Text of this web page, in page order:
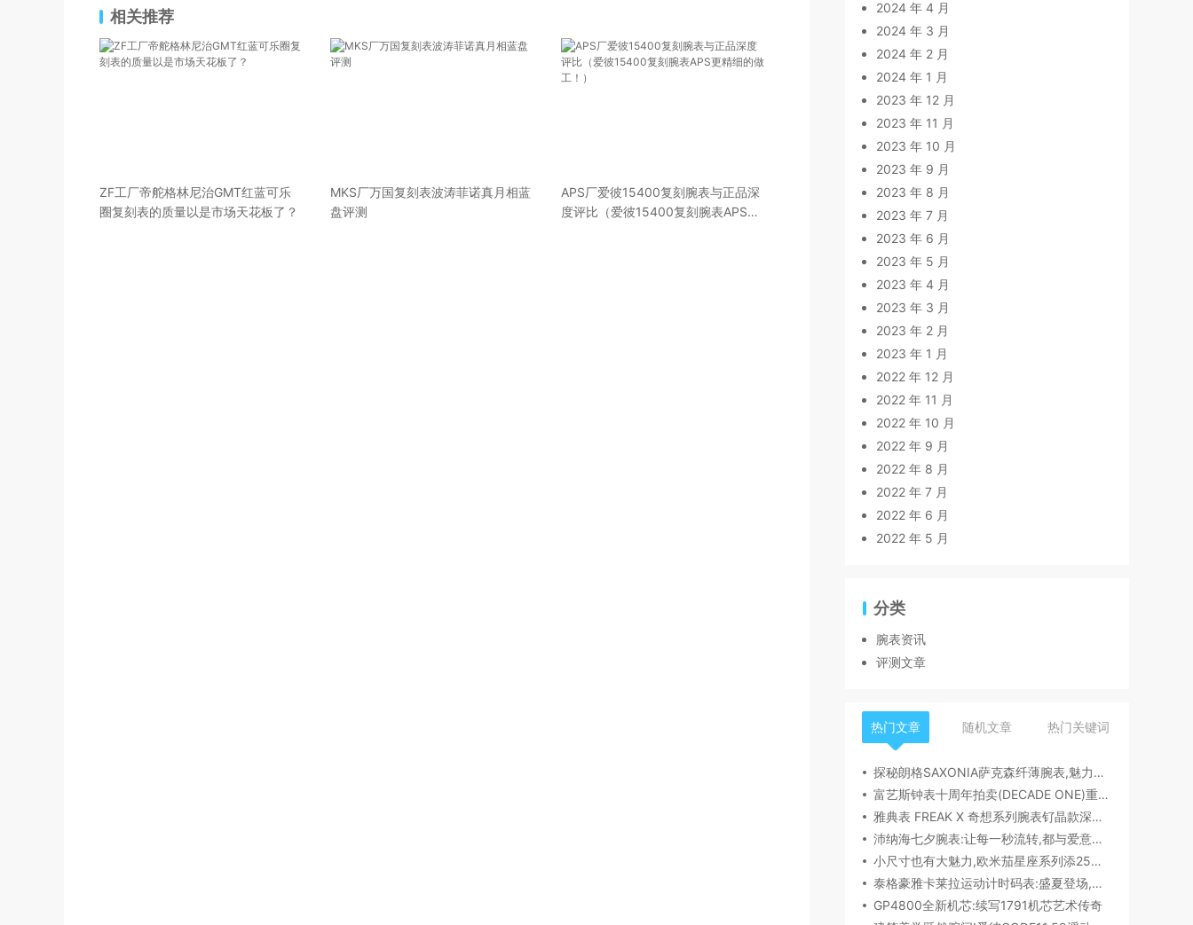
相关推荐
ZF工厂帝舵格林尼治GMT红蓝可乐
圈复刻表的质量以是市场天花板了？
MKS厂万国复刻表波涛菲诺真月相蓝
盘评测
APS厂爱彼15400复刻腕表与正品深
度评比（爱彼15400复刻腕表APS更
2024 年 4 月
2024 年 3 月
2024 年 2 月
2024 年 1 月
2023 年 12 月
2023 年 11 月
2023 年 10 月
2023 年 9 月
2023 年 8 月
2023 年 7 月
2023 年 6 月
2023 年 5 月
2023 年 4 月
2023 年 3 月
2023 年 2 月
2023 年 1 月
2022 年 12 月
2022 年 11 月
2022 年 10 月
2022 年 9 月
2022 年 8 月
2022 年 7 月
2022 年 6 月
2022 年 5 月
分类
腕表资讯
评测文章
热门文章 随机文章 热门关键词
探秘朗格SAXONIA萨克森纤薄腕表,魅力究竟何在？
富艺斯钟表十周年拍卖(DECADE ONE)重磅登场:首枚百达翡丽1518精钢腕表领衔呈献
雅典表 FREAK X 奇想系列腕表钌晶款深度解读​
沛纳海七夕腕表:让每一秒流转,都与爱意同行
小尺寸也有大魅力,欧米茄星座系列添25mm/28mm新作,精致感拉满
泰格豪雅卡莱拉运动计时码表:盛夏登场,精密机械诠释极速魅力
GP4800全新机芯:续写1791机芯艺术传奇